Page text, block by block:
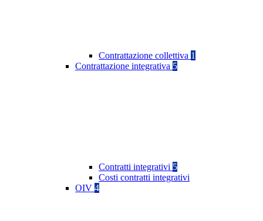
Contrattazione collettiva 1
Contrattazione integrativa 5
Contratti integrativi 5
Costi contratti integrativi
OIV 4